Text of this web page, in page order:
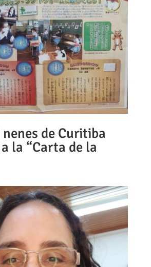
nenes de Curitiba
la “Carta de la